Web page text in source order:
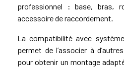
professionnel : base, bras,
accessoire de raccordement.
La compatibilité avec
permet de l’associer à
pour obtenir un montage